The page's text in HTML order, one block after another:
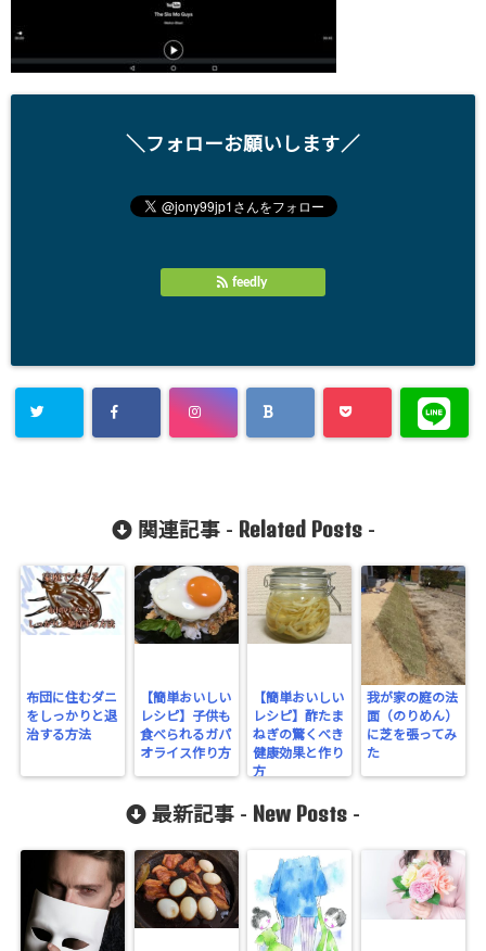
＼フォローお願いします／
feedly
関連記事 - Related Posts-
布団に住むダニ
をしっかりと退
治する方法
【簡単おいしい
レシピ】子供も
食べられるガパ
オライス作り方
【簡単おいしい
レシピ】酢たま
ねぎの驚くべき
健康効果と作り
方
我が家の庭の法
面（のりめん）
に芝を張ってみ
た
最新記事 - New Posts -